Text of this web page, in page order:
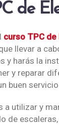
de
curso TPC
llevar a
y harás la
y reparar
buen
a utilizar y
de